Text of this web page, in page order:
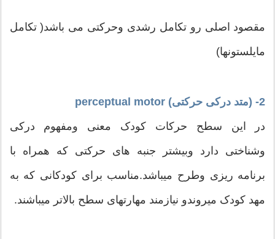
مقصود اصلی رو تکامل رشدی وحرکتی می باشد( تکامل
مایلستونها)
2- (متد درکی حرکتی) perceptual motor
در این سطح حرکات کودک معنی ومفهوم درکی
وشناختی دارد وبیشتر جنبه های حرکتی که همراه با
برنامه ریزی وطرح میباشد.مناسب برای کودکانی که به
مهد کودک میروندو نیازمند مهارتهای سطح بالاتر میباشند.